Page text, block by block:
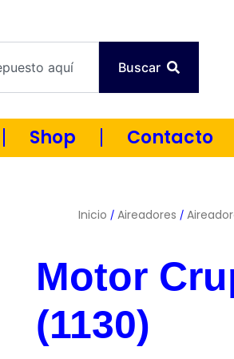
Buscar
Shop Contacto
Inicio / Aireadores /
Motor
(1130)